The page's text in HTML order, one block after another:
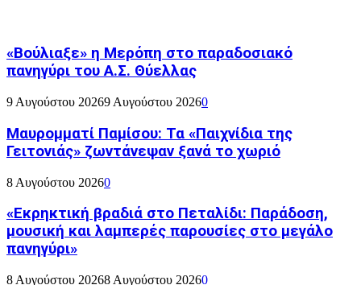
«Βούλιαξε» η Μερόπη στο παραδοσιακό
πανηγύρι του Α.Σ. Θύελλας
9 Αυγούστου 20269 Αυγούστου 20260
Μαυρομματί Παμίσου: Τα «Παιχνίδια της
Γειτονιάς» ζωντάνεψαν ξανά το χωριό
8 Αυγούστου 20260
«Εκρηκτική βραδιά στο Πεταλίδι: Παράδοση,
μουσική και λαμπερές παρουσίες στο μεγάλο
πανηγύρι»
8 Αυγούστου 20268 Αυγούστου 20260